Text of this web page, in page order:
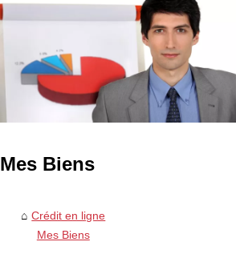
Mes Biens
Crédit en ligne
Mes Biens